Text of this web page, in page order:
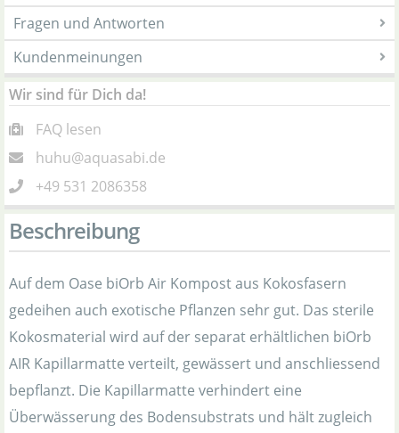
Fragen und Antworten
Kundenmeinungen
Wir sind für Dich da!
FAQ lesen
huhu@aquasabi.de
+49 531 2086358
Beschreibung
Auf dem Oase biOrb Air Kompost aus Kokosfasern
gedeihen auch exotische Pflanzen sehr gut. Das sterile
Kokosmaterial wird auf der separat erhältlichen biOrb
AIR Kapillarmatte verteilt, gewässert und anschliessend
bepflanzt. Die Kapillarmatte verhindert eine
Überwässerung des Bodensubstrats und hält zugleich